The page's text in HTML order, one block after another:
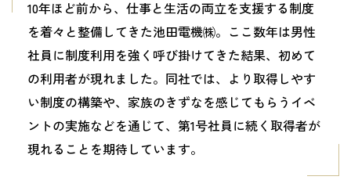
10年ほど前から、仕事と生活の両立を支援する制度
を着々と整備してきた池田電機㈱。ここ数年は男性
社員に制度利用を強く呼び掛けてきた結果、初めて
の利用者が現れました。同社では、より取得しやす
い制度の構築や、家族のきずなを感じてもらうイベ
ントの実施などを通じて、第1号社員に続く取得者が
現れることを期待しています。